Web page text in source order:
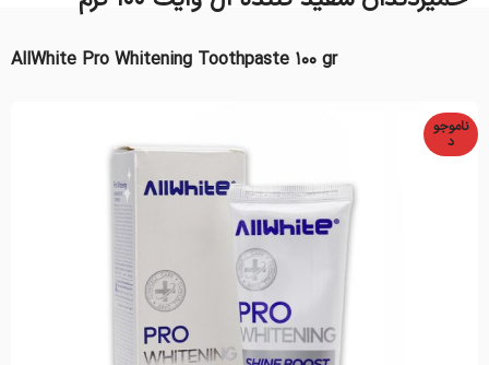
AllWhite Pro Whitening Toothpaste 100 gr
ناموجو
د